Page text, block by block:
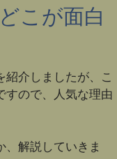
こが面白
介しましたが、こ
すので、人気な理由
解説していきま